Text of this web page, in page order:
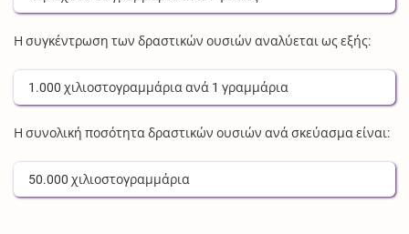
Η συγκέντρωση των δραστικών ουσιών αναλύεται ως εξής:
1.000 χιλιοστογραμμάρια ανά 1 γραμμάρια
Η συνολική ποσότητα δραστικών ουσιών ανά σκεύασμα είναι:
50.000 χιλιοστογραμμάρια